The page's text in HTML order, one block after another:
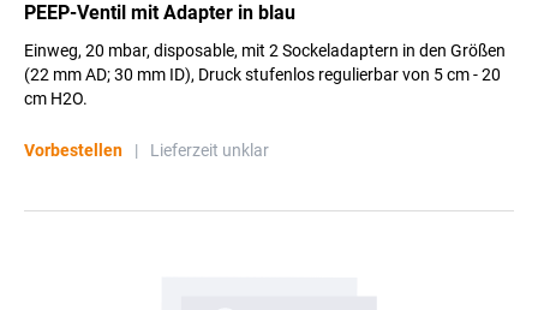
PEEP-Ventil mit Adapter in blau
Einweg, 20 mbar, disposable, mit 2 Sockeladaptern in den Größen
(22 mm AD; 30 mm ID), Druck stufenlos regulierbar von 5 cm - 20
cm H2O.
Vorbestellen | Lieferzeit unklar